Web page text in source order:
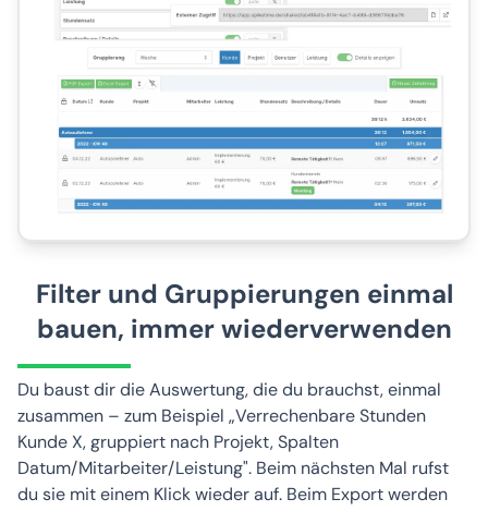
Filter und Gruppierungen einmal
bauen, immer wiederverwenden
Du baust dir die Auswertung, die du brauchst, einmal
zusammen – zum Beispiel „Verrechenbare Stunden
Kunde X, gruppiert nach Projekt, Spalten
Datum/Mitarbeiter/Leistung". Beim nächsten Mal rufst
du sie mit einem Klick wieder auf. Beim Export werden